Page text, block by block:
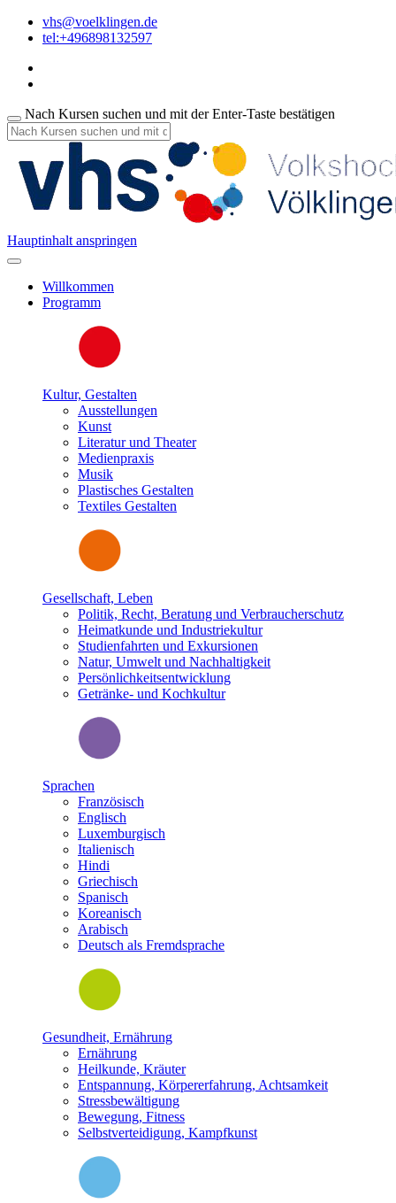
vhs@voelklingen.de
tel:+496898132597
Nach Kursen suchen und mit der Enter-Taste bestätigen
Hauptinhalt anspringen
Willkommen
Programm
Kultur, Gestalten
Ausstellungen
Kunst
Literatur und Theater
Medienpraxis
Musik
Plastisches Gestalten
Textiles Gestalten
Gesellschaft, Leben
Politik, Recht, Beratung und Verbraucherschutz
Heimatkunde und Industriekultur
Studienfahrten und Exkursionen
Natur, Umwelt und Nachhaltigkeit
Persönlichkeitsentwicklung
Getränke- und Kochkultur
Sprachen
Französisch
Englisch
Luxemburgisch
Italienisch
Hindi
Griechisch
Spanisch
Koreanisch
Arabisch
Deutsch als Fremdsprache
Gesundheit, Ernährung
Ernährung
Heilkunde, Kräuter
Entspannung, Körpererfahrung, Achtsamkeit
Stressbewältigung
Bewegung, Fitness
Selbstverteidigung, Kampfkunst